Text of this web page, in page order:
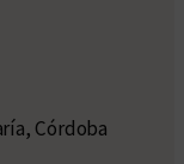
Córdoba